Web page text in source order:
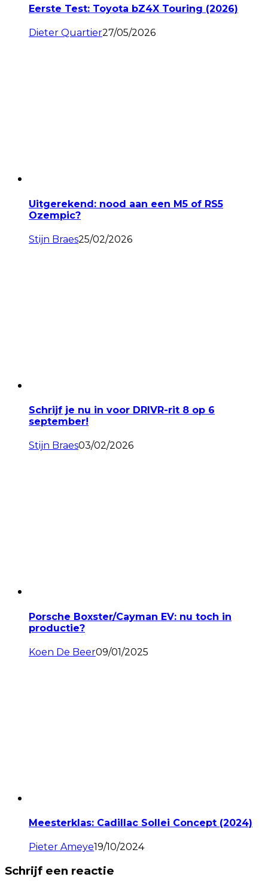
Eerste Test: Toyota bZ4X Touring (2026)
Dieter Quartier27/05/2026
Uitgerekend: nood aan een M5 of RS5
Ozempic?
Stijn Braes25/02/2026
Schrijf je nu in voor DRIVR-rit 8 op 6
september!
Stijn Braes03/02/2026
Porsche Boxster/Cayman EV: nu toch in
productie?
Koen De Beer09/01/2025
Meesterklas: Cadillac Sollei Concept (2024)
Pieter Ameye19/10/2024
Schrijf een reactie